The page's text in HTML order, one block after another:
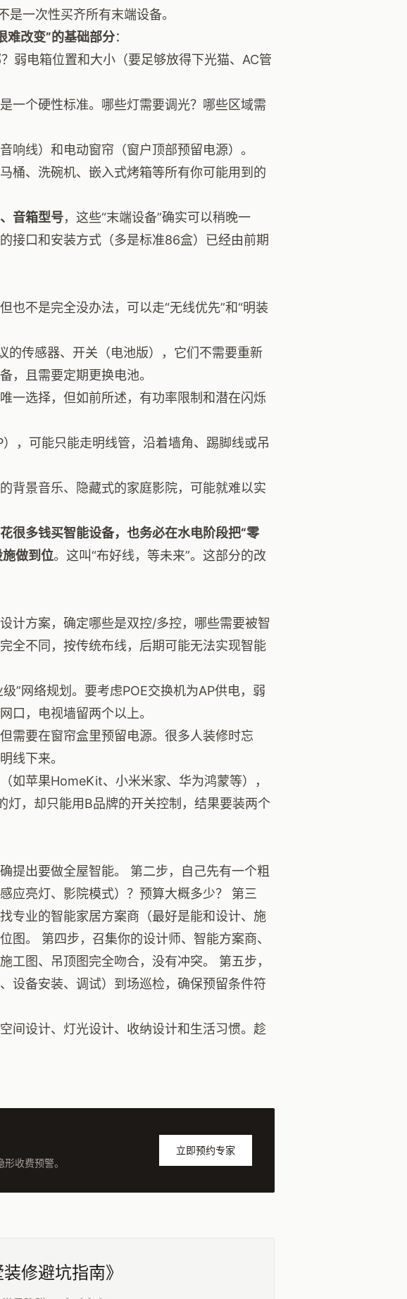
是一次性买齐所有末端设备。
难改变”的基础部分：
弱电箱位置和大小（要足够放得下光猫、AC管
一个硬性标准。哪些灯需要调光？哪些区域需
响线）和电动窗帘（窗户顶部预留电源）。
桶、洗碗机、嵌入式烤箱等所有你可能用到的
音箱型号，这些“末端设备”确实可以稍晚一
接口和安装方式（多是标准86盒）已经由前期
也不是完全没办法，可以走“无线优先”和“明装
的传感器、开关（电池版），它们不需要重新
，且需要定期更换电池。
一选择，但如前所述，有功率限制和潜在闪烁
，可能只能走明线管，沿着墙角、踢脚线或吊
背景音乐、隐藏式的家庭影院，可能就难以实
很多钱买智能设备，也务必在水电阶段把“零
施做到位。这叫“布好线，等未来”。这部分的改
计方案，确定哪些是双控/多控，哪些需要被智
全不同，按传统布线，后期可能无法实现智能
”网络规划。要考虑POE交换机为AP供电，弱
口，电视墙留两个以上。
需要在窗帘盒里预留电源。很多人装修时忘
线下来。
如苹果HomeKit、小米米家、华为鸿蒙等），
，却只能用B品牌的开关控制，结果要装两个
提出要做全屋智能。 第二步，自己先有一个粗
应亮灯、影院模式）？预算大概多少？ 第三
专业的智能家居方案商（最好是能和设计、施
图。 第四步，召集你的设计师、智能方案商、
工图、吊顶图完全吻合，没有冲突。 第五步，
设备安装、调试）到场巡检，确保预留条件符
间设计、灯光设计、收纳设计和生活习惯。趁
收费预警。
立即预约专家
修避坑指南》